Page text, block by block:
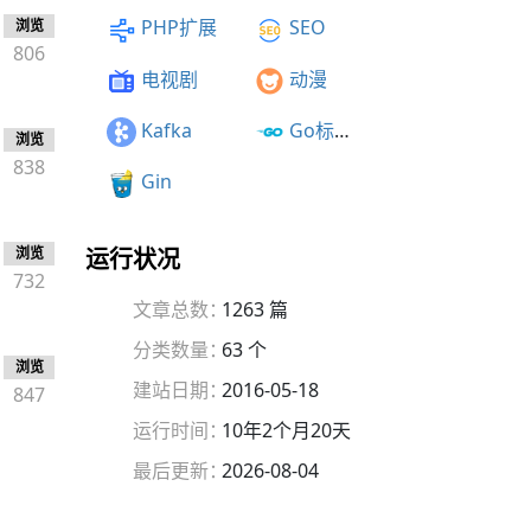
浏览
806
浏览
838
浏览
732
浏览
847
PHP扩展
SEO
电视剧
动漫
Kafka
Go标准库
Gin
运行状况
文章总数：1263 篇
分类数量：63 个
建站日期：2016-05-18
运行时间：10年2个月20天
最后更新：2026-08-04